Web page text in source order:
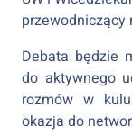
przewodniczący
Debata będzie
do aktywnego
rozmów w
okazja do